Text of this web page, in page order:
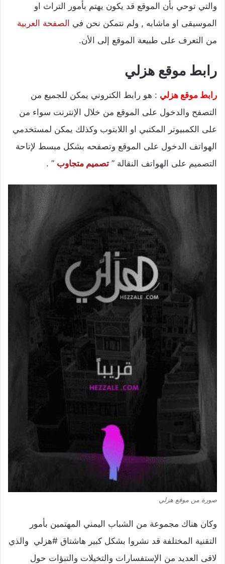
والتي توحي بأن الموقع قد يكون يهتم بأمور التراث او
الموسيقى او ماشابه , ولم نتمكن نحن في الصفحة العربية
من التعرف على طبيعة الموقع إلى الأن.
رابط موقع هزلي
رابط موقع هزلي : هو رابط الكتروني يمكن للجميع من
التصفح والدخول على الموقع من خلال الإنترنت سواء من
على الكمبيوتر المكتبي او اللابتوب وكذلك يمكن لمستخدمي
الهواتف الدخول على الموقع وتصفحه بشكل مبسط لإتاحة
التصميم على الهواتف النقالة ” تصميم متجاوب ” .
صورة من موقع هزلي
وكان هناك مجموعة من الشباب اليمني المهتمين بأمور
التقنية المختلفة قد نشروا بشكل كبير هاشتاق #هزلي والذي
لاقى العديد من الإستفسارات والتخيلات والتبؤات حول